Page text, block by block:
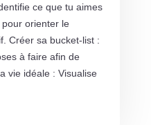
ce que tu aimes
orienter le
Créer sa bucket-list :
à faire afin de
vie idéale : Visualise